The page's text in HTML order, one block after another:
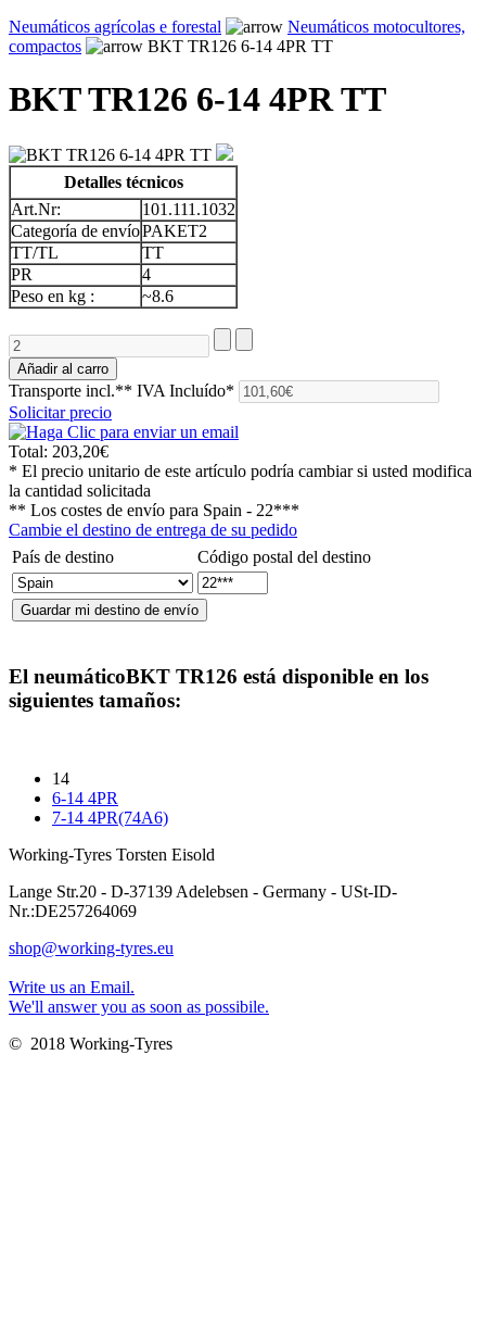
Neumáticos agrícolas e forestal
Neumáticos motocultores,
compactos
BKT TR126 6-14 4PR TT
BKT TR126 6-14 4PR TT
Detalles técnicos
Art.Nr:
101.111.1032
Categoría de envíoPAKET2
TT/TL
TT
PR
4
Peso en kg :
~8.6
Transporte incl.** IVA Incluído*
Solicitar precio
Total: 203,20€
* El precio unitario de este artículo podría cambiar si usted modifica
la cantidad solicitada
** Los costes de envío para Spain - 22***
Cambie el destino de entrega de su pedido
País de destino
Código postal del destino
El neumáticoBKT TR126 está disponible en los
siguientes tamaños:
14
6-14 4PR
7-14 4PR(74A6)
Working-Tyres Torsten Eisold
Lange Str.20 - D-37139 Adelebsen - Germany - USt-ID-
Nr.:DE257264069
shop@working-tyres.eu
Write us an Email.
We'll answer you as soon as possibile.
© 2018 Working-Tyres